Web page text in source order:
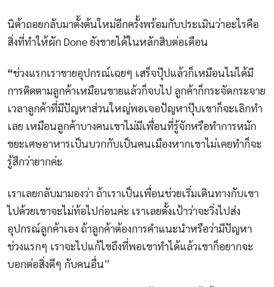
นิต้าถอยกลับมาตั้งต้นใหม่อีกครั้งพร้อมกับประเมินว่าอะไรคือ
สิ่งที่ทำให้ผัก Done ยังขายได้ในหลักสิบต่อเดือน
“ช่วงแรกเราขายอุปกรณ์เฉยๆ เสร็จปุ๊ปแล้วก็เหมือนไม่ได้มี
การติดตามลูกค้าเหมือนขายแล้วก็จบไป ลูกค้าก็กระจัดกระจาย
เวลาลูกค้าที่มีปัญหาส่วนใหญ่พอเจอปัญหาปุ๊บเขาก็จะเลิกทำ
เลย เหมือนลูกค้าบางคนเขาไม่มีเพื่อนที่รู้จักหรือทำการหมัก
ขยะเศษอาหารเป็นบวกกับเป็นคนเมืองหากเขาไม่เคยทำก็จะ
รู้สึกว่ายากค่ะ
เราเลยกลับมามองว่า ถ้าเราเป็นเพื่อนช่วยเริ่มเดินทางกับเขา
ไปด้วยเขาจะไม่ท้อไปก่อนค่ะ เราเลยตั้งเป้าว่าจะวิ่งไปส่ง
อุปกรณ์ลูกค้าเอง ถ้าลูกค้าต้องการคำแนะนำหรือว่ามีปัญหา
ช่วงแรกๆ เราจะไปแก้ไขถึงที่พอเขาทำได้แล้วเขาก็อยากจะ
บอกต่อสิ่งดีๆ กับคนอื่น”